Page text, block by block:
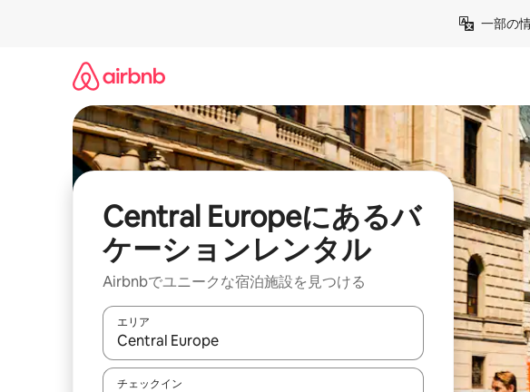
一部の
Central Europeにあるバ
ケーションレンタル
Airbnbでユニークな宿泊施設を見つける
エリア
検索結果が表示されたら、上下の矢印キーを使って移動するか、画面
チェックイン